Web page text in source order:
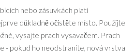
nebo zásuvkách platí
důkladně očistěte místo. Použijte
vysajte prach vysavačem. Prach
- pokud ho neodstraníte, nová vrstva